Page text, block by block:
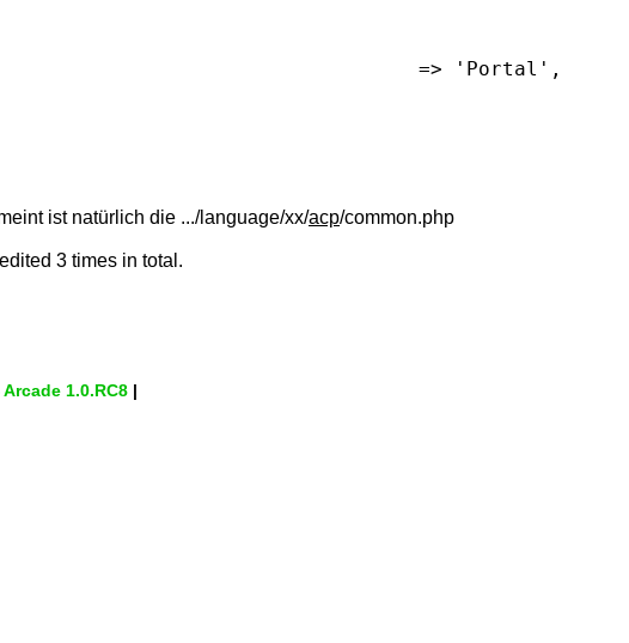
	'PORTAL'							=> 'Portal',
ist natürlich die .../language/xx/acp/common.php
3 times in total.
1.0.RC8